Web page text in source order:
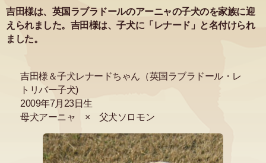
吉田様は、英国ラブラドールのアーニャの子犬のを家族に迎
えられました。吉田様は、子犬に「レナード」と名付けられ
ました。
吉田様＆子犬レナードちゃん（英国ラブラドール・レ
トリバー子犬)
2009年7月23日生
母犬アーニャ × 父犬ソロモン